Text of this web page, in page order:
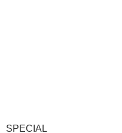
SPECIAL